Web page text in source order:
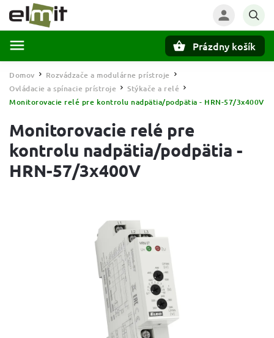
Prázdny košík
Domov / Rozvádzače a modulárne prístroje /
Ovládacie a spínacie prístroje / Stýkače a relé /
Monitorovacie relé pre kontrolu nadpätia/podpätia - HRN-57/3x400V
Monitorovacie relé pre
kontrolu nadpätia/podpätia -
HRN-57/3x400V